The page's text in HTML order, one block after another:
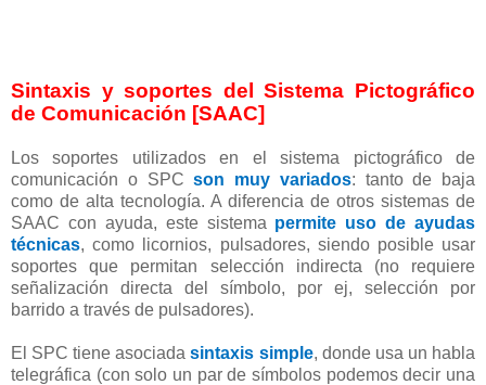
Sintaxis y soportes del Sistema Pictográfico
de Comunicación [SAAC]
Los soportes utilizados en el sistema pictográfico de
comunicación o SPCson muy variados: tanto de baja
como de alta tecnología. A diferencia de otros sistemas de
SAAC con ayuda, este sistema permite uso de ayudas
técnicas, como licornios, pulsadores, siendo posible usar
soportes que permitan selección indirecta (no requiere
señalización directa del símbolo, por ej, selección por
barrido a través de pulsadores).
El SPC tiene asociadasintaxis simple, donde usa un habla
telegráfica (con solo un par de símbolos podemos decir una